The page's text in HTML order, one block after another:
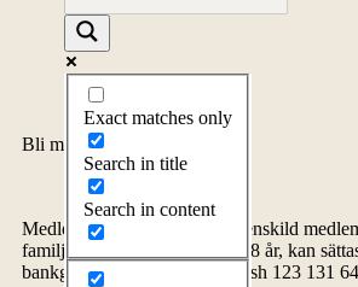
Exact matches only
Search in title
Search in content
Bli medlem
Medlemsavgiften, 150 kr för enskild
familj inklusive barn upp till 18 år, kan
bankgiro 5278-4576 eller Swish 123 131